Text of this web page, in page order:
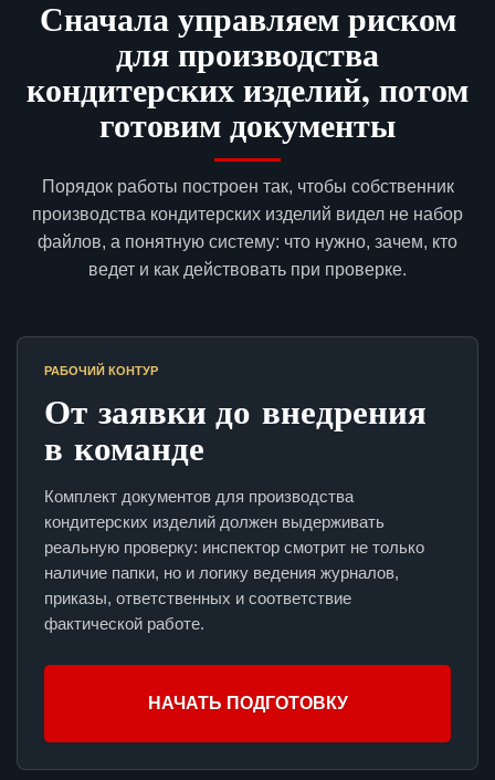
Сначала управляем риском
для производства
кондитерских изделий, потом
готовим документы
Порядок работы построен так, чтобы собственник
производства кондитерских изделий видел не набор
файлов, а понятную систему: что нужно, зачем, кто
ведет и как действовать при проверке.
РАБОЧИЙ КОНТУР
От заявки до внедрения
в команде
Комплект документов для производства
кондитерских изделий должен выдерживать
реальную проверку: инспектор смотрит не только
наличие папки, но и логику ведения журналов,
приказы, ответственных и соответствие
фактической работе.
НАЧАТЬ ПОДГОТОВКУ